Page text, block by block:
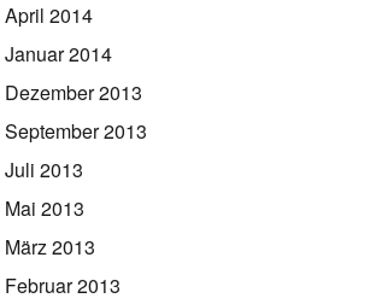
April 2014
Januar 2014
Dezember 2013
September 2013
Juli 2013
Mai 2013
März 2013
Februar 2013